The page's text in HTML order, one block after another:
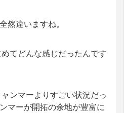
然違いますね。
てどんな感じだったんです
ンマーよりすごい状況だっ
マーが開拓の余地が豊富に